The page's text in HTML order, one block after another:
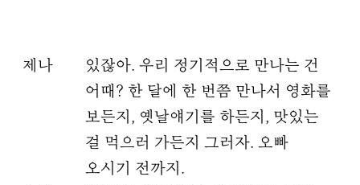
제나
있잖아. 우리 정기적으로 만나는 건
어때? 한 달에 한 번쯤 만나서 영화를
보든지, 옛날얘기를 하든지, 맛있는
걸 먹으러 가든지 그러자. 오빠
오시기 전까지.